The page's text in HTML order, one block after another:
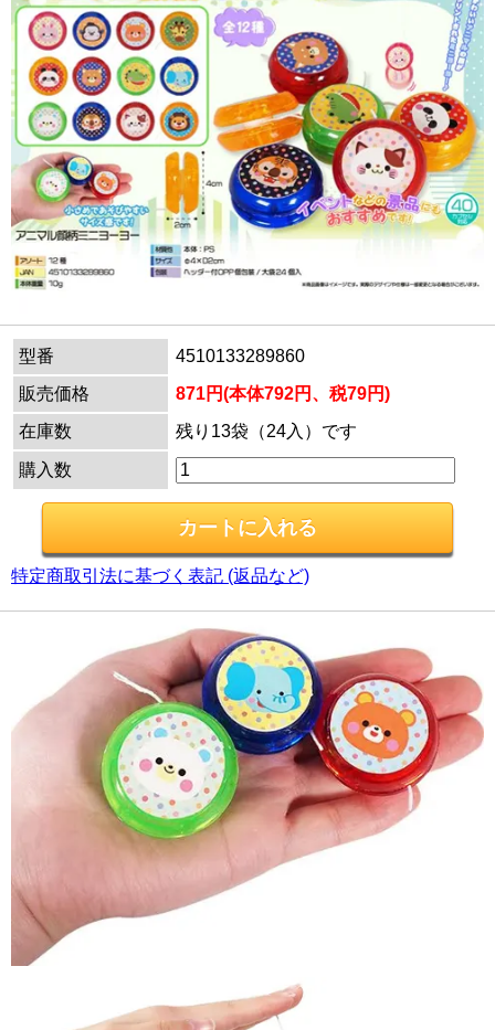
型番
4510133289860
販売価格
871円(本体792円、税79円)
在庫数
残り13袋（24入）です
購入数
特定商取引法に基づく表記 (返品など)